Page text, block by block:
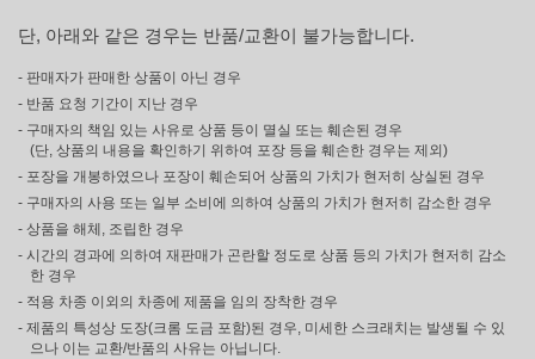
단, 아래와 같은 경우는 반품/교환이 불가능합니다.
- 판매자가 판매한 상품이 아닌 경우
- 반품 요청 기간이 지난 경우
- 구매자의 책임 있는 사유로 상품 등이 멸실 또는 훼손된 경우
(단, 상품의 내용을 확인하기 위하여 포장 등을 훼손한 경우는 제외)
- 포장을 개봉하였으나 포장이 훼손되어 상품의 가치가 현저히 상실된 경우
- 구매자의 사용 또는 일부 소비에 의하여 상품의 가치가 현저히 감소한 경우
- 상품을 해체, 조립한 경우
- 시간의 경과에 의하여 재판매가 곤란할 정도로 상품 등의 가치가 현저히 감소
한 경우
- 적용 차종 이외의 차종에 제품을 임의 장착한 경우
- 제품의 특성상 도장(크롬 도금 포함)된 경우, 미세한 스크래치는 발생될 수 있
으나 이는 교환/반품의 사유는 아닙니다.